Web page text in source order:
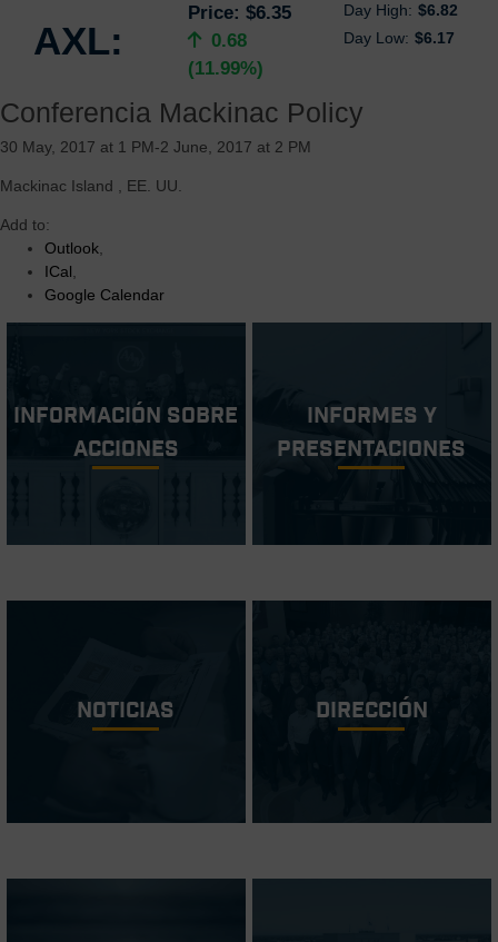
AXL:
Price: $6.35 Day High: $6.82
0.68
(11.99%)
Day Low: $6.17
Conferencia Mackinac Policy
30 May, 2017 at 1 PM-2 June, 2017 at 2 PM
Mackinac Island EE. UU.
Add to:
Outlook
ICal
Google Calendar
Información sobre
acciones
Informes y
Presentaciones
Noticias Dirección